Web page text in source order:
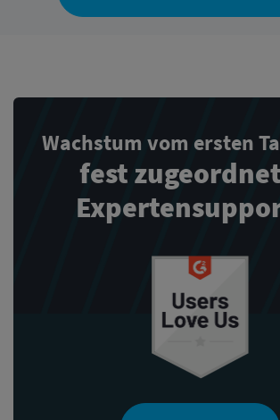
Wachstum vom ersten
fest